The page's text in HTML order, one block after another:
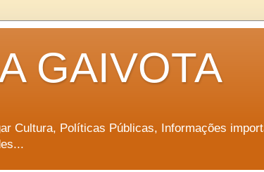
GAIVOTA
Cultura, Políticas Públicas, Informações